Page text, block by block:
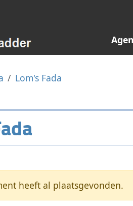
Lom's Fada
heeft al plaatsgevonden.